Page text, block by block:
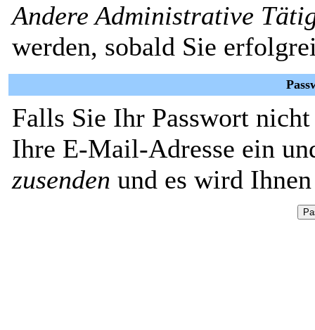
Andere Administrative
werden, sobald Sie
Falls Sie Ihr Passwort
Ihre E-Mail-Adresse ein
zusenden und es wird